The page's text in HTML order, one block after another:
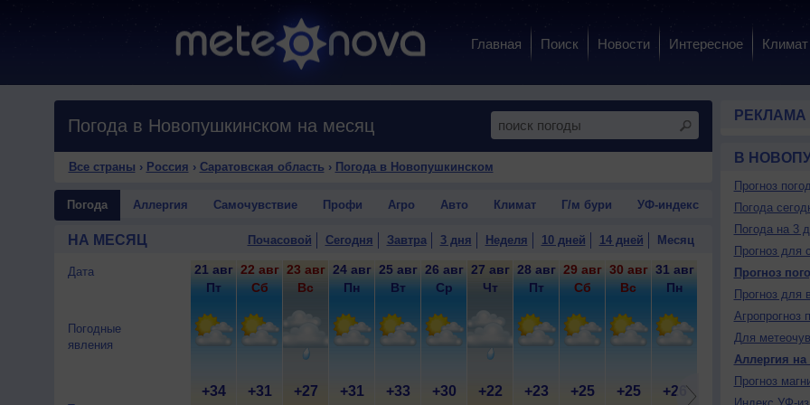
Главная Поиск Новости Интересное Климат
Погода в Новопушкинском на месяц
Все страны › Россия › Саратовская область › Погода в Новопушкинском
Погода Аллергия Самочувствие Профи Агро Авто Климат Г/м бури УФ-индекс
НА МЕСЯЦ Почасовой Сегодня Завтра 3 дня Неделя 10 дней 14 дней Месяц
Дата
Погодные
явления
21 авг
Пт
+34
22 авг
Сб
+31
23 авг
Вс
+27
24 авг
Пн
+31
25 авг
Вт
+33
26 авг
Ср
+30
27 авг
Чт
+22
28 авг
Пт
+23
29 авг
Сб
+25
30 авг
Вс
+25
31 авг
Пн
+26
1 сен
2 сен
+27
3
РЕКЛАМА
В
Прогноз
Погода
Погода на 3
Прогноз для
Прогноз
Прогноз для
Агропрогноз
Для
Аллергия на
Прогноз